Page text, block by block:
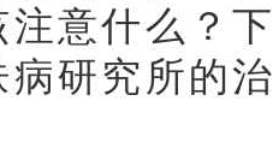
意什么？下
研究所的治